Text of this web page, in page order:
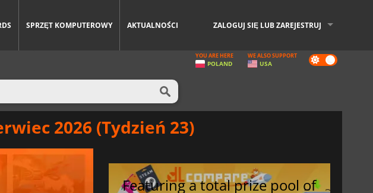
SPRZĘT KOMPUTEROWY AKTUALNOŚCI ZALOGUJ SIĘ LUB ZAREJESTRUJ
Dark
mode
YOU ARE HERE
POLAND
WE ALSO SUPPORT
USA
2026 (Tydzień 23)
Featuring a total prize pool of